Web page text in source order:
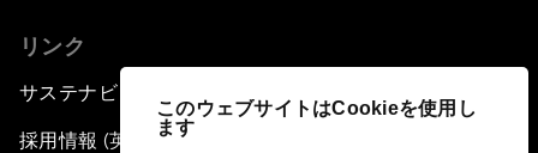
このウェブサイトはCookieを使用し
ます
リンク
サステナビリティへの取り組み
採用情報 (英語のみ)